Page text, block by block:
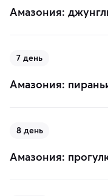
Амазония:
7 день
Амазония:
8 день
Амазония: